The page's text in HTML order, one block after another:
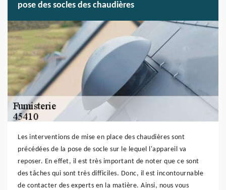
pose des socles des chaudières
Les interventions de mise en place des chaudières sont
précédées de la pose de socle sur le lequel l'appareil va
reposer. En effet, il est très important de noter que ce sont
des tâches qui sont très difficiles. Donc, il est incontournable
de contacter des experts en la matière. Ainsi, nous vous